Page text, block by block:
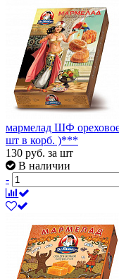
мармелад ШФ
шт в корб. )***
130 руб. за шт
В наличии
-